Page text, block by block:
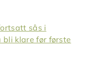
sås i
bli klare før første